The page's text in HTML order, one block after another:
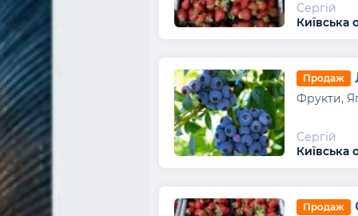
Сергій
Київська
Продаж
Фрукти,
Сергій
Київська
Продаж